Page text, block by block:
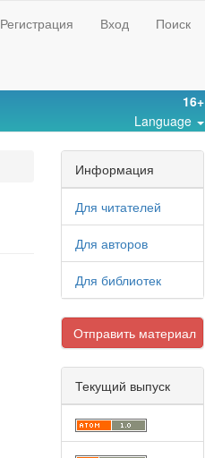
Регистрация Вход Поиск
16+
Language
Информация
Для читателей
Для авторов
Для библиотек
Отправить материал
Текущий выпуск